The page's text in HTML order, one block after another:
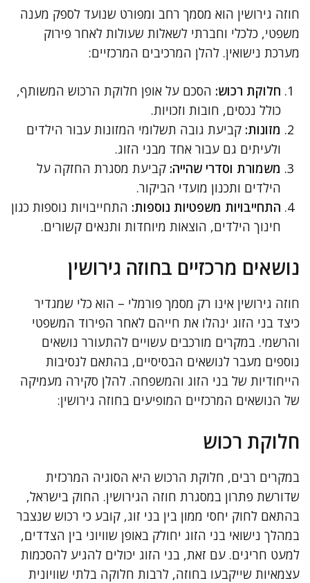
חוזה גירושין הוא מסמך רחב ומפורט שנועד לספק מענה
משפטי, כלכלי וחברתי לשאלות שעולות לאחר פירוק
מערכת נישואין. להלן המרכיבים המרכזיים:
חלוקת רכוש: הסכם על אופן חלוקת הרכוש המשותף,
כולל נכסים, חובות וזכויות.
מזונות: קביעת גובה תשלומי המזונות עבור הילדים
ולעיתים גם עבור אחד מבני הזוג.
משמורת וסדרי שהייה: קביעת מסגרת החזקה על
הילדים ותכנון מועדי הביקור.
התחייבויות משפטיות נוספות: התחייבויות נוספות כגון
חינוך הילדים, הוצאות מיוחדות ותנאים קשורים.
נושאים מרכזיים בחוזה גירושין
חוזה גירושין אינו רק מסמך פורמלי – הוא כלי שמגדיר
כיצד בני הזוג ינהלו את חייהם לאחר הפירוד המשפטי
והרשמי. במקרים מורכבים עשויים להתעורר נושאים
נוספים מעבר לנושאים הבסיסיים, בהתאם לנסיבות
הייחודיות של בני הזוג והמשפחה. להלן סקירה מעמיקה
של הנושאים המרכזיים המופיעים בחוזה גירושין:
חלוקת רכוש
במקרים רבים, חלוקת הרכוש היא הסוגיה המרכזית
שדורשת פתרון במסגרת חוזה הגירושין. החוק בישראל,
בהתאם לחוק יחסי ממון בין בני זוג, קובע כי רכוש שנצבר
במהלך נישואי בני הזוג יחולק באופן שוויוני בין הצדדים,
למעט חריגים. עם זאת, בני הזוג יכולים להגיע להסכמות
עצמאיות שייקבעו בחוזה, לרבות חלוקה בלתי שוויונית